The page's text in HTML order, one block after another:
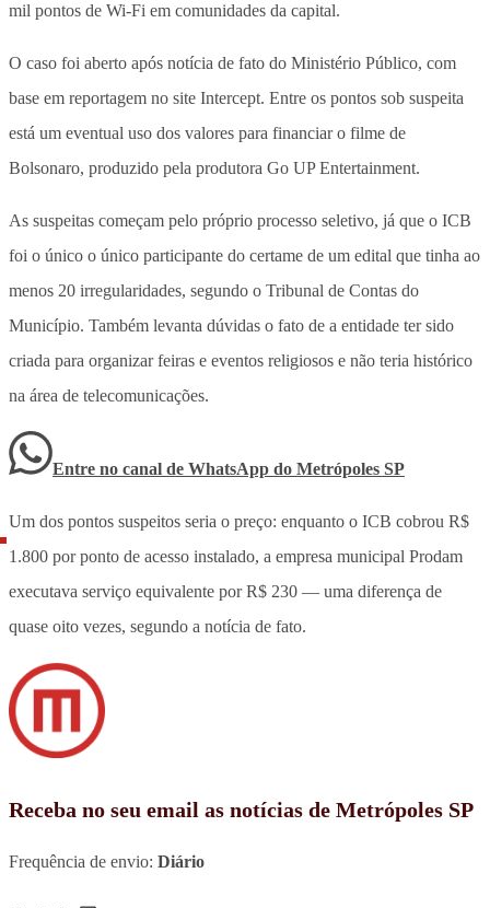
mil pontos de Wi-Fi em comunidades da capital.
O caso foi aberto após notícia de fato do Ministério Público, com
base em reportagem no site Intercept. Entre os pontos sob suspeita
está um eventual uso dos valores para financiar o filme de
Bolsonaro, produzido pela produtora Go UP Entertainment.
As suspeitas começam pelo próprio processo seletivo, já que o ICB
foi o único o único participante do certame de um edital que tinha ao
menos 20 irregularidades, segundo o Tribunal de Contas do
Município. Também levanta dúvidas o fato de a entidade ter sido
criada para organizar feiras e eventos religiosos e não teria histórico
na área de telecomunicações.
Entre no canal de WhatsApp do Metrópoles SP
Um dos pontos suspeitos seria o preço: enquanto o ICB cobrou R$
1.800 por ponto de acesso instalado, a empresa municipal Prodam
executava serviço equivalente por R$ 230 — uma diferença de
quase oito vezes, segundo a notícia de fato.
Receba no seu email as notícias de Metrópoles SP
Frequência de envio: Diário